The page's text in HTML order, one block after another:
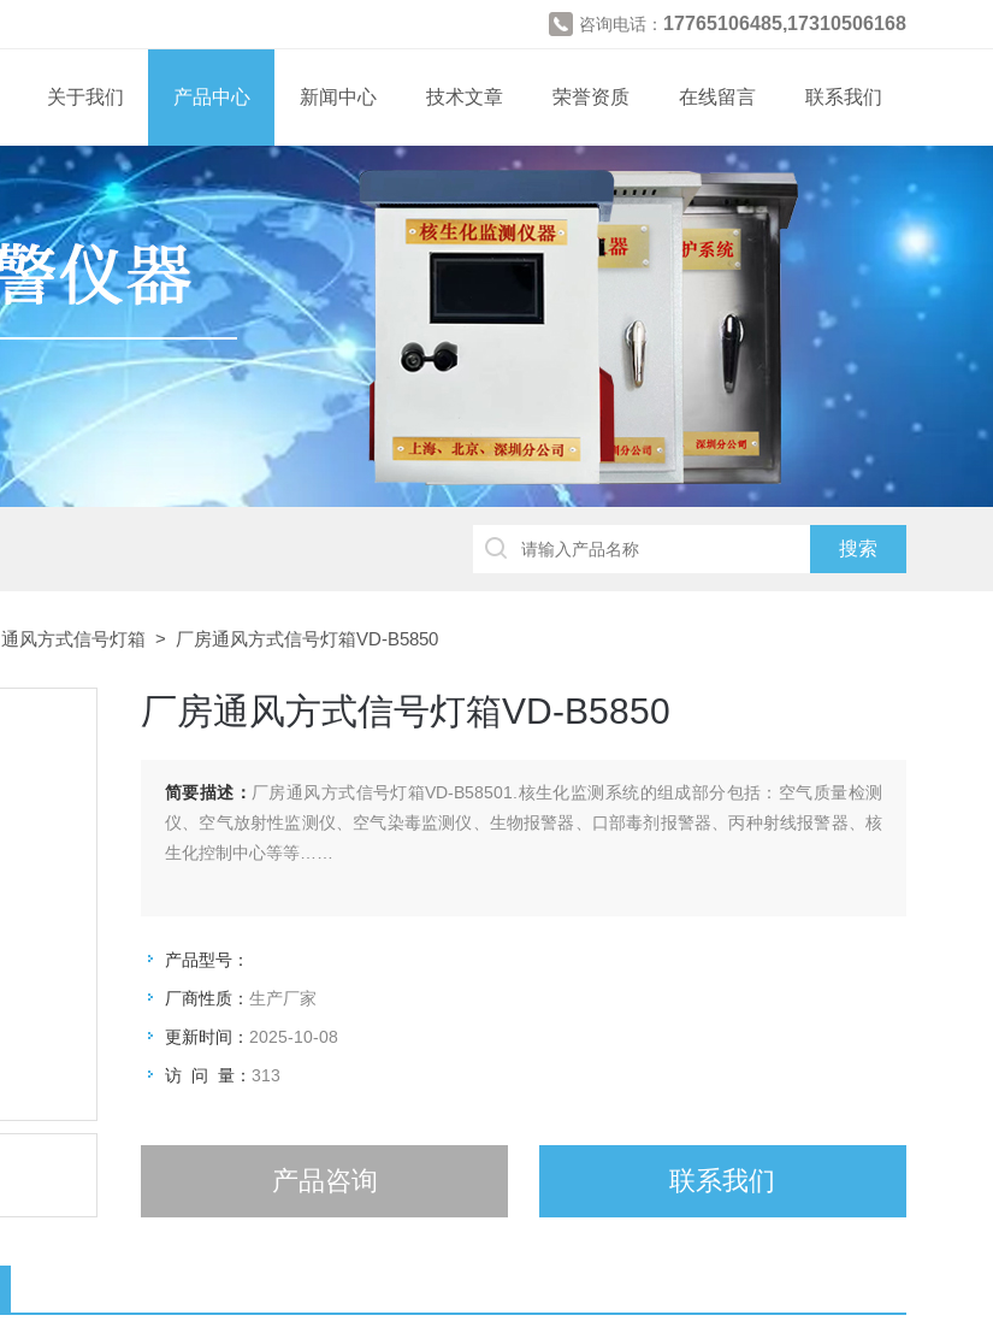
咨询电话： 17765106485,17310506168
关于我们 产品中心 新闻中心 技术文章 荣誉资质 在线留言 联系我们
通风方式信号灯箱 > 厂房通风方式信号灯箱VD-B5850
厂房通风方式信号灯箱VD-B5850
简要描述： 厂房通风方式信号灯箱VD-B58501.核生化监测系统的组成部分包括：空气质量检测
仪、空气放射性监测仪、空气染毒监测仪、生物报警器、口部毒剂报警器、丙种射线报警器、核
生化控制中心等等……
产品型号：
厂商性质： 生产厂家
更新时间： 2025-10-08
访 问 量： 313
产品咨询 联系我们